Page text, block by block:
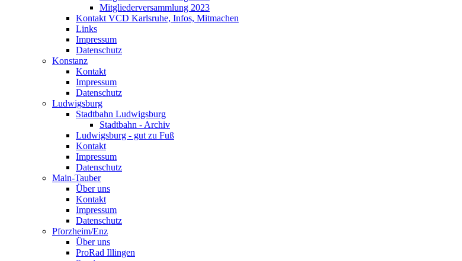
Mitgliederversammlung 2023
Kontakt VCD Karlsruhe, Infos, Mitmachen
Links
Impressum
Datenschutz
Konstanz
Kontakt
Impressum
Datenschutz
Ludwigsburg
Stadtbahn Ludwigsburg
Stadtbahn - Archiv
Ludwigsburg - gut zu Fuß
Kontakt
Impressum
Datenschutz
Main-Tauber
Über uns
Kontakt
Impressum
Datenschutz
Pforzheim/Enz
Über uns
ProRad Illingen